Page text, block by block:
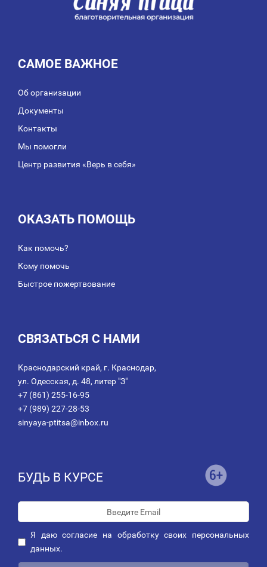
САМОЕ ВАЖНОЕ
Об организации
Документы
Контакты
Мы помогли
Центр развития «Верь в себя»
ОКАЗАТЬ ПОМОЩЬ
Как помочь?
Кому помочь
Быстрое пожертвование
СВЯЗАТЬСЯ С НАМИ
Краснодарский край, г. Краснодар,
ул. Одесская, д. 48, литер "З"
+7 (861) 255-16-95
+7 (989) 227-28-53
sinyaya-ptitsa@inbox.ru
БУДЬ В КУРСЕ
Я даюсогласие на обработку своих персональных
данных.